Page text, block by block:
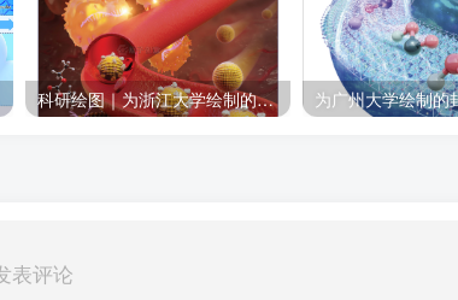
科研绘图｜为浙江大学绘制的封面中稿啦！ 为广州大学绘制的
表评论